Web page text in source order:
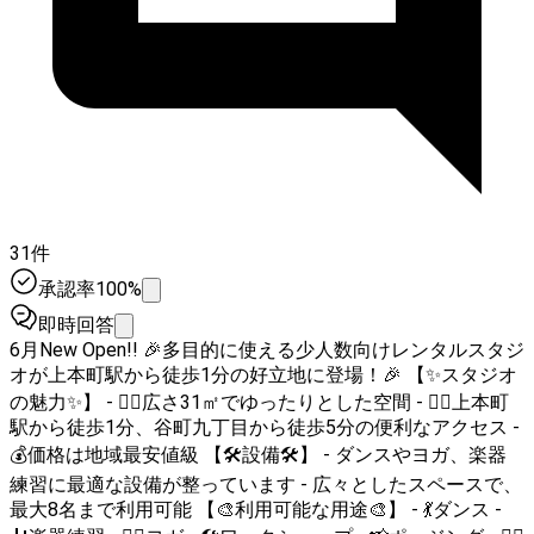
31件
承認率100%
即時回答
6月New Open!! 🎉多目的に使える少人数向けレンタルスタジ
オが上本町駅から徒歩1分の好立地に登場！🎉 【✨スタジオ
の魅力✨】 - 🏃‍♂️広さ31㎡でゆったりとした空間 - 🚶‍♀️上本町
駅から徒歩1分、谷町九丁目から徒歩5分の便利なアクセス -
💰価格は地域最安値級 【🛠️設備🛠️】 - ダンスやヨガ、楽器
練習に最適な設備が整っています - 広々としたスペースで、
最大8名まで利用可能 【🎨利用可能な用途🎨】 - 💃ダンス -